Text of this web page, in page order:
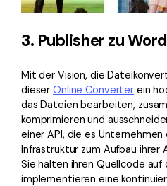
3. Publisher zu
Mit der Vision, die
dieserOnline Converter ein
das Dateien bearbeiten,
komprimieren und
einer API, die es
Infrastruktur zum Aufbau ihrer
Sie halten ihren Quellcode
implementieren eine